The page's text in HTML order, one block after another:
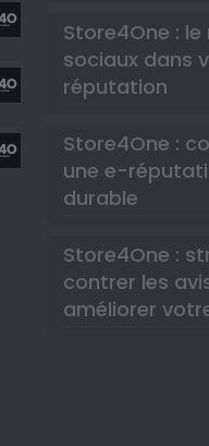
Store4One :
sociaux dans
réputation
Store4One :
une e-
durable
Store4One :
contrer les
améliorer